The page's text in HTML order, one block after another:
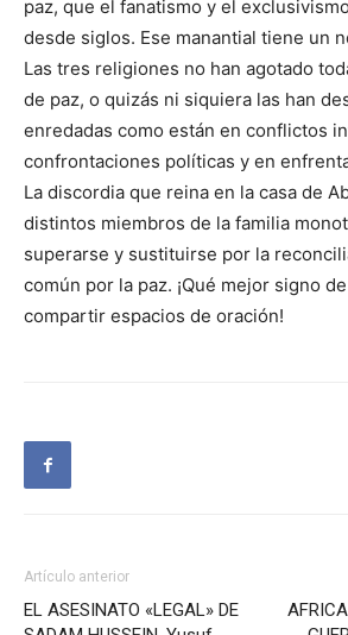
paz, que el fanatismo y el
desde siglos. Ese manantial tiene un
Las tres religiones no han agotado
de paz, o quizás ni siquiera las han
enredadas como están en conflictos
confrontaciones políticas y en
La discordia que reina en la casa de
distintos miembros de la familia
superarse y sustituirse por la
común por la paz. ¡Qué mejor signo
compartir espacios de oración!
Artículo anterior
EL ASESINATO «LEGAL» DE